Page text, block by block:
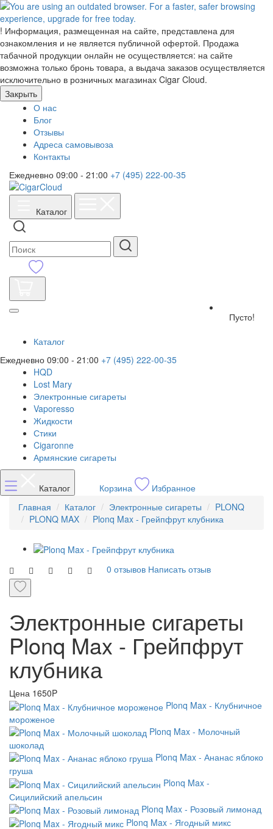
! Информация, размещенная на сайте, представлена для
ознакомления и не является публичной офертой. Продажа
табачной продукции онлайн не осуществляется: на сайте
возможна только бронь товара, а выдача заказов осуществляется
исключительно в розничных магазинах Cigar Cloud.
Закрыть
О нас
Блог
Отзывы
Адреса самовывоза
Контакты
Ежедневно 09:00 - 21:00 +7 (495) 222-00-35
Каталог
Пусто!
Каталог
Ежедневно 09:00 - 21:00 +7 (495) 222-00-35
HQD
Lost Mary
Электронные сигареты
Vaporesso
Жидкости
Стики
Cigaronne
Армянские сигареты
Каталог Корзина
Избранное
Главная
Каталог Электронные сигареты
PLONQ
PLONQ MAX
Plonq Max - Грейпфрут клубника
0 отзывов Написать отзыв
Электронные сигареты
Plonq Max - Грейпфрут
клубника
Цена 1650P
Plonq Max - Клубничное
мороженое
Plonq Max - Молочный
шоколад
Plonq Max - Ананас яблоко
груша
Plonq Max -
Сицилийский апельсин
Plonq Max - Розовый лимонад
Plonq Max - Ягодный микс